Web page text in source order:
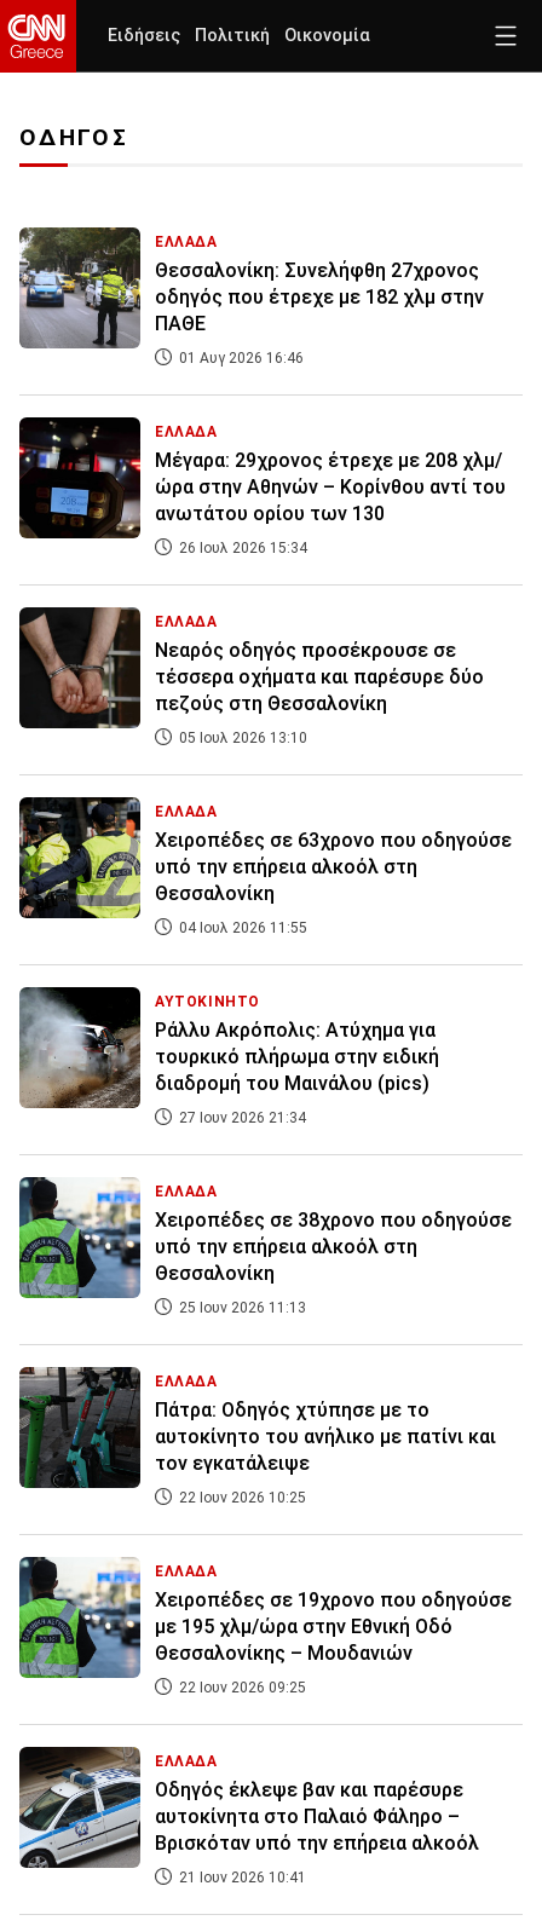
Ειδήσεις Πολιτική Οικονομία
ΟΔΗΓΟΣ
ΕΛΛΑΔΑ
Θεσσαλονίκη: Συνελήφθη 27χρονος
οδηγός που έτρεχε με 182 χλμ στην
ΠΑΘΕ
01 Αυγ 2026 16:46
ΕΛΛΑΔΑ
Μέγαρα: 29χρονος έτρεχε με 208 χλμ/
ώρα στην Αθηνών – Κορίνθου αντί του
ανωτάτου ορίου των 130
26 Ιουλ 2026 15:34
ΕΛΛΑΔΑ
Νεαρός οδηγός προσέκρουσε σε
τέσσερα οχήματα και παρέσυρε δύο
πεζούς στη Θεσσαλονίκη
05 Ιουλ 2026 13:10
ΕΛΛΑΔΑ
Χειροπέδες σε 63χρονο που οδηγούσε
υπό την επήρεια αλκοόλ στη
Θεσσαλονίκη
04 Ιουλ 2026 11:55
ΑΥΤΟΚΙΝΗΤΟ
Ράλλυ Ακρόπολις: Ατύχημα για
τουρκικό πλήρωμα στην ειδική
διαδρομή του Μαινάλου (pics)
27 Ιουν 2026 21:34
ΕΛΛΑΔΑ
Χειροπέδες σε 38χρονο που οδηγούσε
υπό την επήρεια αλκοόλ στη
Θεσσαλονίκη
25 Ιουν 2026 11:13
ΕΛΛΑΔΑ
Πάτρα: Οδηγός χτύπησε με το
αυτοκίνητο του ανήλικο με πατίνι και
τον εγκατάλειψε
22 Ιουν 2026 10:25
ΕΛΛΑΔΑ
Χειροπέδες σε 19χρονο που οδηγούσε
με 195 χλμ/ώρα στην Εθνική Οδό
Θεσσαλονίκης – Μουδανιών
22 Ιουν 2026 09:25
ΕΛΛΑΔΑ
Οδηγός έκλεψε βαν και παρέσυρε
αυτοκίνητα στο Παλαιό Φάληρο –
Βρισκόταν υπό την επήρεια αλκοόλ
21 Ιουν 2026 10:41